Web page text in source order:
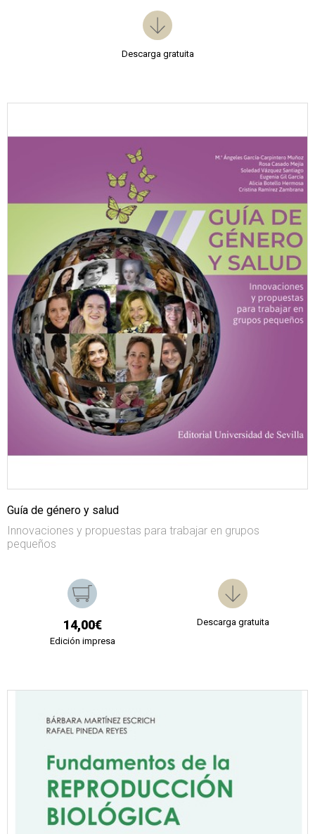
Descarga gratuita
Guía de género y salud
Innovaciones y propuestas para trabajar en grupos
pequeños
14,00€
Edición impresa
Descarga gratuita